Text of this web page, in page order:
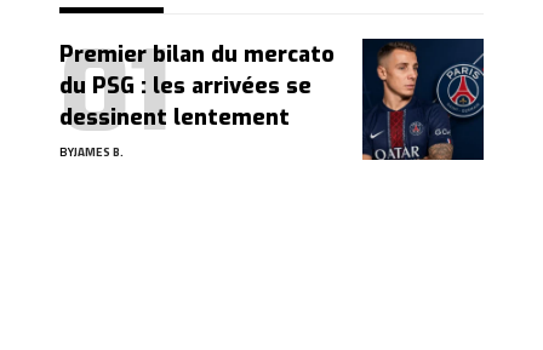
Premier bilan du mercato
du PSG : les arrivées se
dessinent lentement
BYJAMES B.